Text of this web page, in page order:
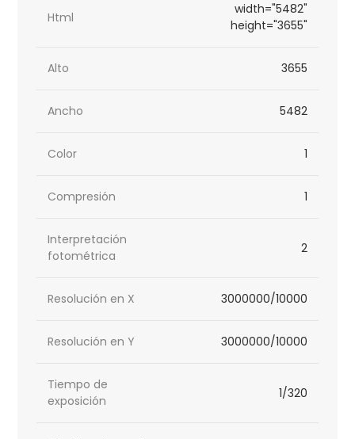
Html
width="5482"
height="3655"
Alto 3655
Ancho 5482
Color 1
Compresión 1
Interpretación
fotométrica
2
Resolución en X 3000000/10000
Resolución en Y 3000000/10000
Tiempo de
exposición
1/320